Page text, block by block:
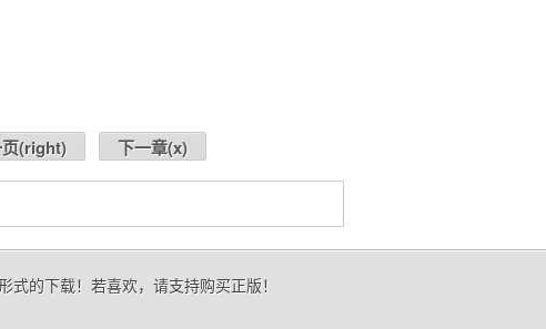
(right) 下一章(x)
的下载！若喜欢，请支持购买正版！